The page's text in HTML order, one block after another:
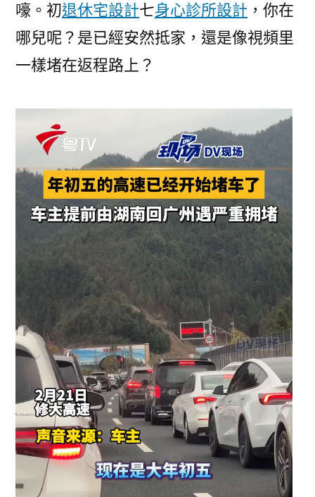
雨
霧
溫
度
記〉
嚎。初退休宅設計七身心診所設計 ，你在
哪兒呢？是已經安然抵家，還是像視頻里
一樣堵在返程路上？